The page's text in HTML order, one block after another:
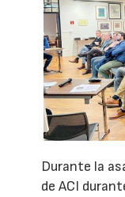
Durante la
de ACI